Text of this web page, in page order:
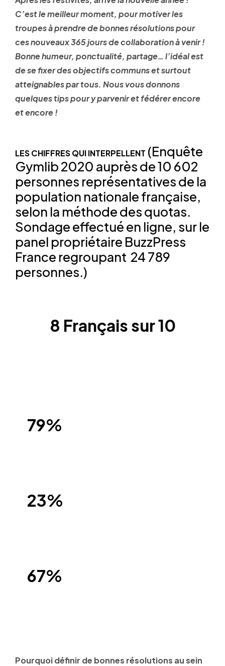
C’est le meilleur moment, pour motiver les
troupes à prendre de bonnes résolutions pour
ces nouveaux 365 jours de collaboration à venir !
Bonne humeur, ponctualité, partage… l’idéal est
de se fixer des objectifs communs et surtout
atteignables par tous. Nous vous donnons
quelques tips pour y parvenir et fédérer encore
et encore !
LES CHIFFRES QUI INTERPELLENT (Enquête
Gymlib 2020 auprès de 10 602
personnes représentatives de la
population nationale française,
selon la méthode des quotas.
Sondage effectué en ligne, sur le
panel propriétaire BuzzPress
France regroupant 24 789
personnes.)
8 Français sur 10
79%
23%
67%
Pourquoi définir de bonnes résolutions au sein